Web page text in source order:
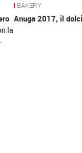
la
BAKERY
Anuga 2017, il